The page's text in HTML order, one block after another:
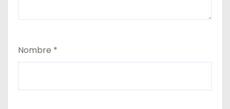
Nombre *